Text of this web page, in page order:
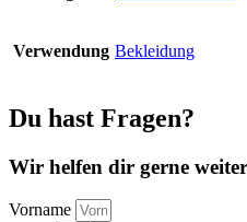
Verwendung Bekleidung
Du hast Fragen?
Wir helfen dir gerne weiter
Vorname